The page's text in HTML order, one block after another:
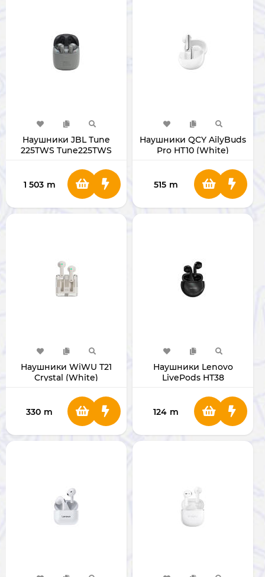
Наушники JBL Tune
225TWS Tune225TWS
1 503 m
Наушники QCY AilyBuds
Pro HT10 (White)
515 m
Наушники WiWU T21
Crystal (White)
330 m
Наушники Lenovo
LivePods HT38
124 m